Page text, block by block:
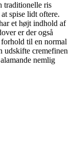
traditionelle ris
spise lidt oftere.
et højt indhold af
er der også
til en normal
udskifte cremefinen
nemlig